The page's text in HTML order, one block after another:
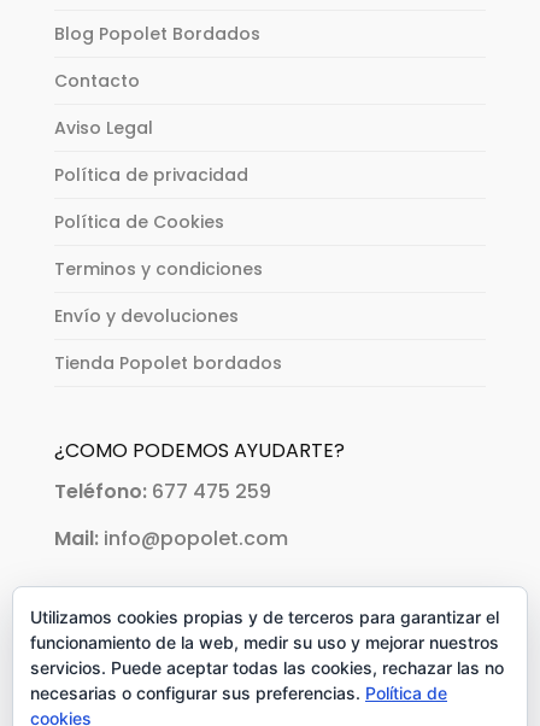
Blog Popolet Bordados
Contacto
Aviso Legal
Política de privacidad
Política de Cookies
Terminos y condiciones
Envío y devoluciones
Tienda Popolet bordados
¿COMO PODEMOS AYUDARTE?
Teléfono:677 475 259
Mail:info@popolet.com
PAGOS ACEPTADOS:
Utilizamos cookies propias y de terceros para garantizar el
funcionamiento de la web, medir su uso y mejorar nuestros
servicios. Puede aceptar todas las cookies, rechazar las no
necesarias o configurar sus preferencias. Política de
cookies